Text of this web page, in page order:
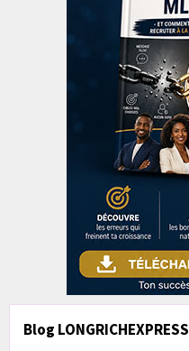
Blog LONGRICHEXPRESS